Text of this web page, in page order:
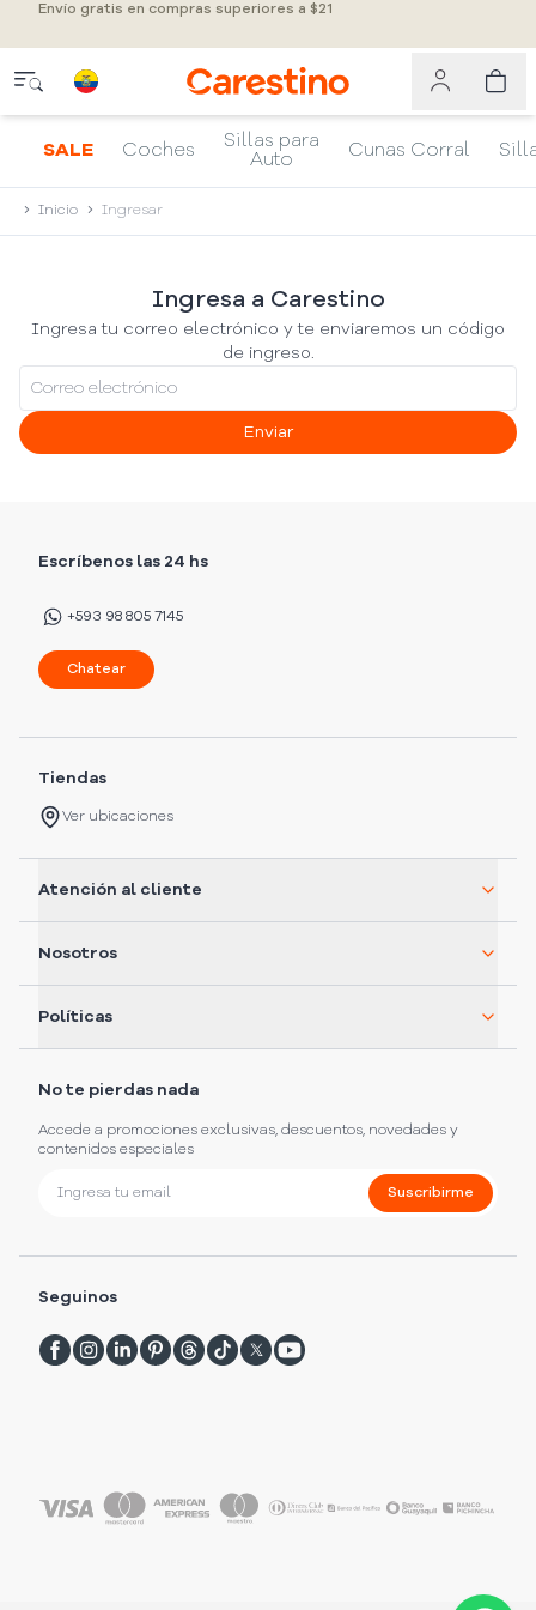
Envío gratis en compras superiores a $21
SALE Coches
Sillas para
Auto
Cunas Corral
Inicio Ingresar
Ingresa a Carestino
Ingresa tu correo electrónico y te enviaremos un código
de ingreso.
Enviar
Escríbenos las 24 hs
+593 98 805 7145
Chatear
Tiendas
Ver ubicaciones
Atención al cliente
Nosotros
Políticas
No te pierdas nada
Accede a promociones exclusivas, descuentos, novedades y
contenidos especiales
Suscribirme
Seguinos